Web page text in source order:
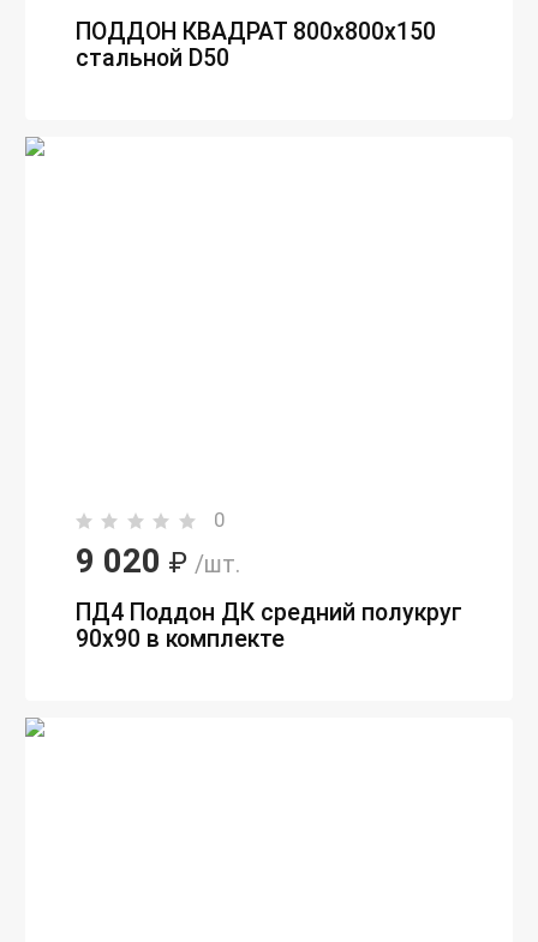
ПОДДОН КВАДРАТ 800х800х150
стальной D50
0
9 020 ₽ /шт.
ПД4 Поддон ДК средний полукруг
90х90 в комплекте